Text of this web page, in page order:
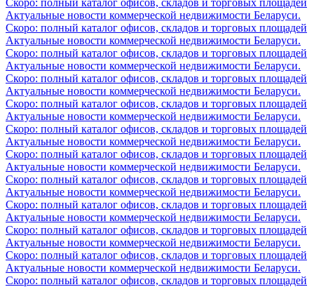
Актуальные новости коммерческой недвижимости Беларуси.
Скоро: полный каталог офисов, складов и торговых площадей
Актуальные новости коммерческой недвижимости Беларуси.
Скоро: полный каталог офисов, складов и торговых площадей
Актуальные новости коммерческой недвижимости Беларуси.
Скоро: полный каталог офисов, складов и торговых площадей
Актуальные новости коммерческой недвижимости Беларуси.
Скоро: полный каталог офисов, складов и торговых площадей
Актуальные новости коммерческой недвижимости Беларуси.
Скоро: полный каталог офисов, складов и торговых площадей
Актуальные новости коммерческой недвижимости Беларуси.
Скоро: полный каталог офисов, складов и торговых площадей
Актуальные новости коммерческой недвижимости Беларуси.
Скоро: полный каталог офисов, складов и торговых площадей
Актуальные новости коммерческой недвижимости Беларуси.
Скоро: полный каталог офисов, складов и торговых площадей
Актуальные новости коммерческой недвижимости Беларуси.
Скоро: полный каталог офисов, складов и торговых площадей
Актуальные новости коммерческой недвижимости Беларуси.
Скоро: полный каталог офисов, складов и торговых площадей
Актуальные новости коммерческой недвижимости Беларуси.
Скоро: полный каталог офисов, складов и торговых площадей